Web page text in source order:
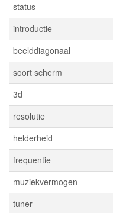
status
introductie
beelddiagonaal
soort scherm
3d
resolutie
helderheid
frequentie
muziekvermogen
tuner